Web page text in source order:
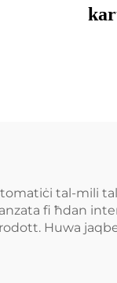
tal-mili
fi ħdan
Huwa